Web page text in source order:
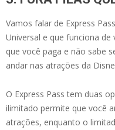
Vamos falar de Express
Universal e que funciona
que você paga e não sabe
andar nas atrações da
O Express Pass tem duas
ilimitado permite que você
atrações, enquanto o